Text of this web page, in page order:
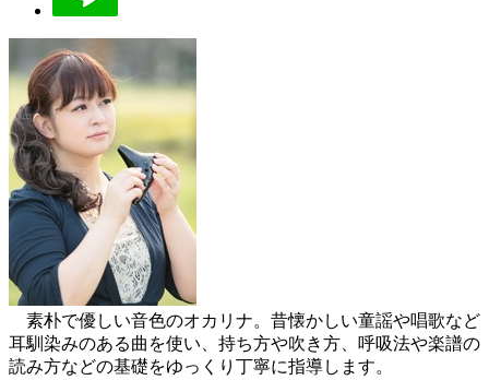
素朴で優しい音色のオカリナ。昔懐かしい童謡や唱歌など
耳馴染みのある曲を使い、持ち方や吹き方、呼吸法や楽譜の
読み方などの基礎をゆっくり丁寧に指導します。